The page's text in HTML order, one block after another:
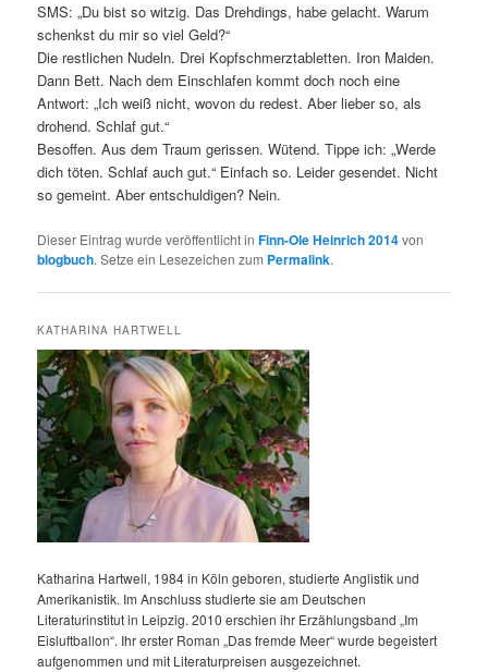
SMS: „Du bist so witzig. Das Drehdings, habe gelacht. Warum
schenkst du mir so viel Geld?“
Die restlichen Nudeln. Drei Kopfschmerztabletten. Iron Maiden.
Dann Bett. Nach dem Einschlafen kommt doch noch eine
Antwort: „Ich weiß nicht, wovon du redest. Aber lieber so, als
drohend. Schlaf gut.“
Besoffen. Aus dem Traum gerissen. Wütend. Tippe ich: „Werde
dich töten. Schlaf auch gut.“ Einfach so. Leider gesendet. Nicht
so gemeint. Aber entschuldigen? Nein.
Dieser Eintrag wurde veröffentlicht inFinn-Ole Heinrich 2014von
blogbuch. Setze ein Lesezeichen zum Permalink.
KATHARINA HARTWELL
Katharina Hartwell, 1984 in Köln geboren, studierte Anglistik und
Amerikanistik. Im Anschluss studierte sie am Deutschen
Literaturinstitut in Leipzig. 2010 erschien ihr Erzählungsband „Im
Eisluftballon“. Ihr erster Roman „Das fremde Meer“ wurde begeistert
aufgenommen und mit Literaturpreisen ausgezeichnet.